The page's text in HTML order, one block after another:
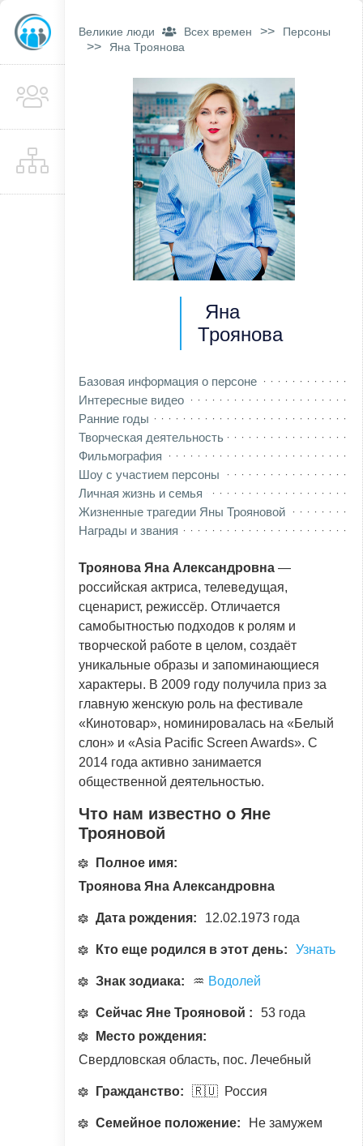
Великие люди Всех времен >> Персоны
>> Яна Троянова
Яна
Троянова
Базовая информация о персоне
Интересные видео
Ранние годы
Творческая деятельность
Фильмография
Шоу с участием персоны
Личная жизнь и семья
Жизненные трагедии Яны Трояновой
Награды и звания
Троянова Яна Александровна —
российская актриса, телеведущая,
сценарист, режиссёр. Отличается
самобытностью подходов к ролям и
творческой работе в целом, создаёт
уникальные образы и запоминающиеся
характеры. В 2009 году получила приз за
главную женскую роль на фестивале
«Кинотовар», номинировалась на «Белый
слон» и «Asia Pacific Screen Awards». С
2014 года активно занимается
общественной деятельностью.
Что нам известно о Яне
Трояновой
Полное имя:
Троянова Яна Александровна
Дата рождения: 12.02.1973 года
Кто еще родился в этот день: Узнать
Знак зодиака: ♒ Водолей
Сейчас Яне Трояновой :
53 года
Место рождения:
Свердловская область, пос. Лечебный
Гражданство: 🇷🇺 Россия
Семейное положение: Не замужем